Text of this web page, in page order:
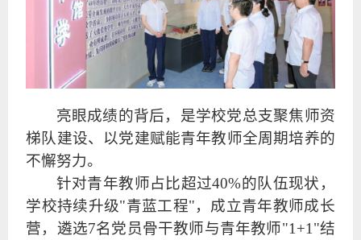
亮眼成绩的背后，是学校党总支聚焦师资
梯队建设、以党建赋能青年教师全周期培养的
不懈努力。
针对青年教师占比超过40%的队伍现状，
学校持续升级"青蓝工程"，成立青年教师成长
营，遴选7名党员骨干教师与青年教师"1+1"结